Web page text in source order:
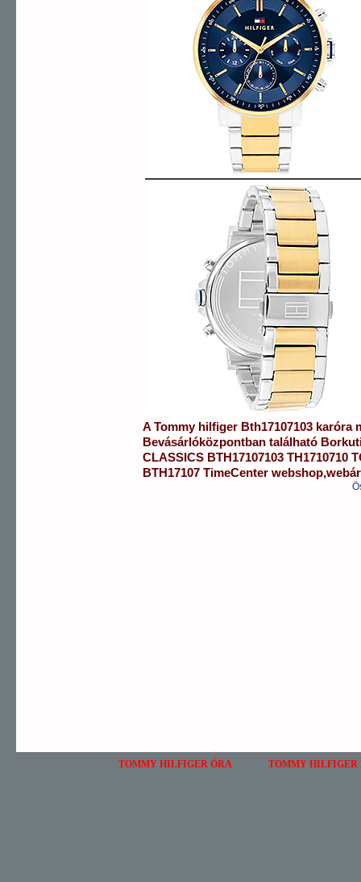
ATommy hilfiger Bth17107103 karóra
Bevásárlóközpontban található
CLASSICS BTH17107103 TH1710710
BTH17107 TimeCenter webshop,
TOMMY HILFIGER ÓRA TOMMY HILFIGER